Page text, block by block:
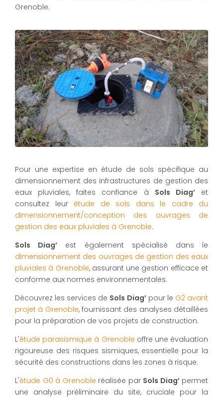
Grenoble.
Pour une expertise en étude de sols spécifique au
dimensionnement des infrastructures de gestion des
eaux pluviales, faites confiance à Sols Diag’et
consultez leur étude de sols dans le cadre du
dimensionnement/conception des ouvrages de
gestion des eaux pluviales à Grenoble.
Sols Diag’ est également spécialisé dans le
dimensionnement des ouvrages de gestion des eaux
pluviales à Grenoble, assurant une gestion efficace et
conforme aux normes environnementales.
Découvrez les services de Sols Diag’pour le G2 avant
projet à Grenoble, fournissant des analyses détaillées
pour la préparation de vos projets de construction.
L'étude parasismique à Grenoble offre une évaluation
rigoureuse des risques sismiques, essentielle pour la
sécurité des constructions dans les zones à risque.
L'étude G0 à Grenoble réalisée par Sols Diag’permet
une analyse préliminaire du site, cruciale pour la